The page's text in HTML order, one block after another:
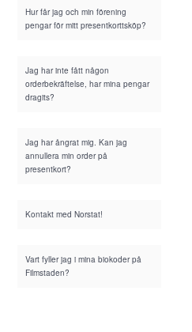
Hur får jag och min förening
pengar för mitt presentkorttsköp?
Jag har inte fått någon
orderbekräftelse, har mina pengar
dragits?
Jag har ångrat mig. Kan jag
annullera min order på
presentkort?
Kontakt med Norstat!
Vart fyller jag i mina biokoder på
Filmstaden?